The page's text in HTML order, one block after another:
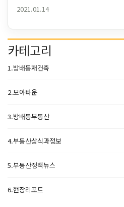
해결방법등을 아래 순서로 정리해
주거용오피스텔업무용오피스텔취
2021.01.14
카테고리
1.방배동재건축
2.모아타운
3.방배동부동산
4.부동산상식과정보
5.부동산정책뉴스
6.현장리포트